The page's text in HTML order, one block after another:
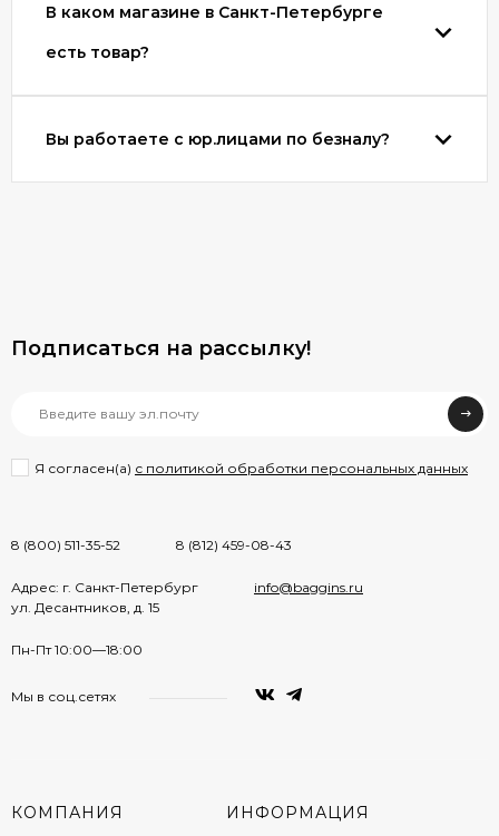
В каком магазине в Санкт-Петербурге
есть товар?
Вы работаете с юр.лицами по безналу?
Подписаться на рассылкy!
Я согласен(a) с политикой обработки персональных данных
8 (800) 511-35-52 8 (812) 459-08-43
Адрес: г. Санкт-Петербург
ул. Десантников, д. 15
info@baggins.ru
Пн-Пт 10:00—18:00
Мы в соц.сетях
КОМПАНИЯ ИНФОРМАЦИЯ